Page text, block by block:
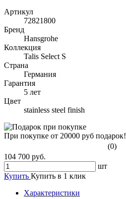
Артикул
72821800
Бренд
Hansgrohe
Коллекция
Talis Select S
Страна
Германия
Гарантия
5 лет
Цвет
stainless steel finish
При покупке от 20000 руб подарок!
(0)
104 700 руб.
шт
Купить Купить в 1 клик
Характеристики